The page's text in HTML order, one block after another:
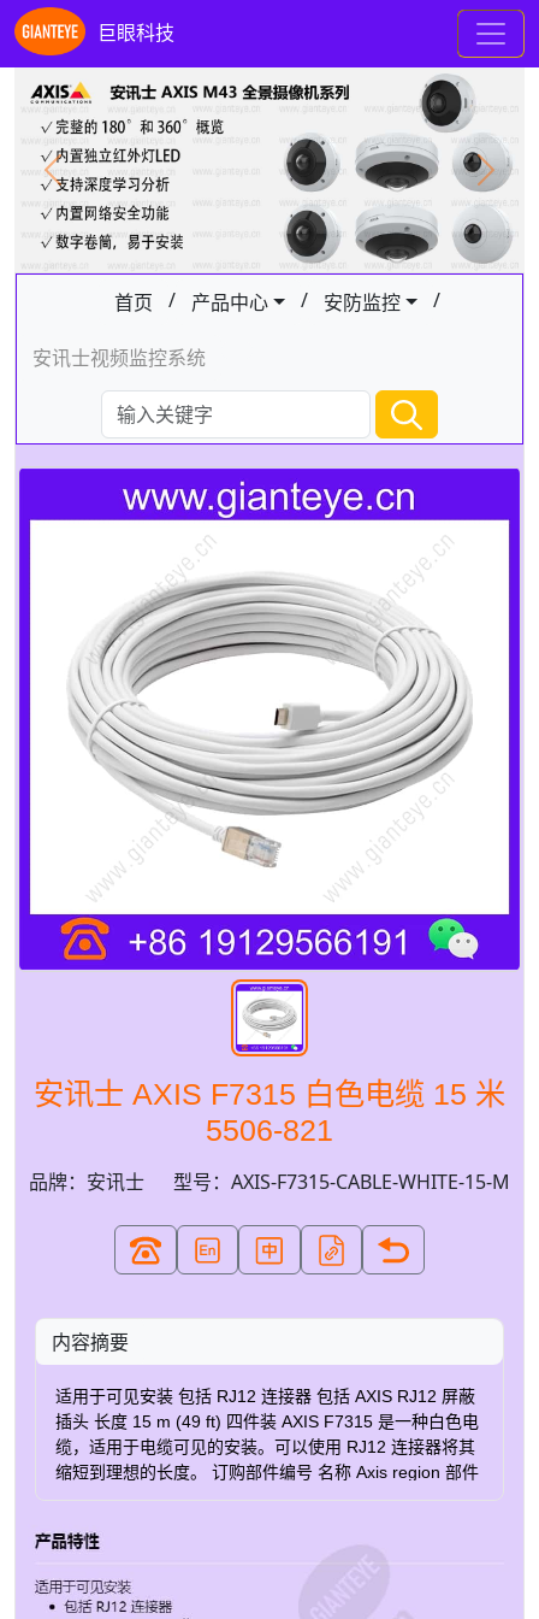
巨眼科技
Previous Next
首页 / 产品中心 / 安防监控 /
安讯士视频监控系统
安讯士 AXIS F7315 白色电缆 15 米
5506-821
品牌：安讯士 型号：AXIS-F7315-CABLE-WHITE-15-M
内容摘要
适用于可见安装 包括 RJ12 连接器 包括 AXIS RJ12 屏蔽
插头 长度 15 m (49 ft) 四件装 AXIS F7315 是一种白色电
缆，适用于电缆可见的安装。可以使用 RJ12 连接器将其
缩短到理想的长度。 订购部件编号 名称 Axis region 部件